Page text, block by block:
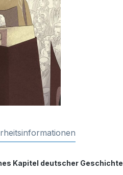
Kapitel deutscher Geschichte